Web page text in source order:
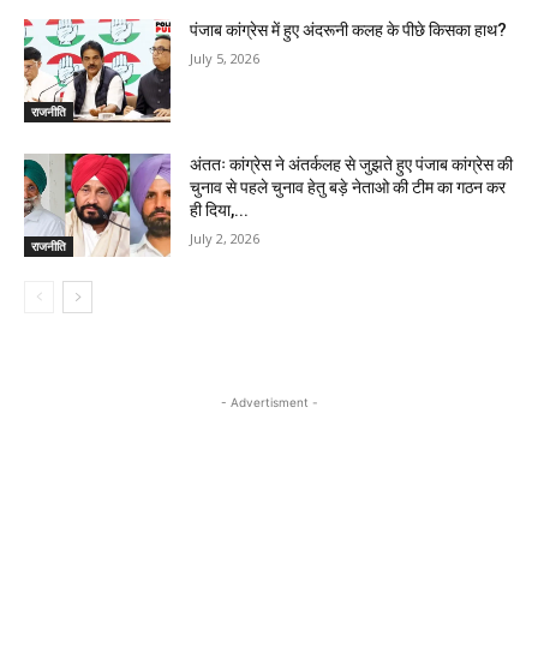
राजनीति
पंजाब कांग्रेस में हुए अंदरूनी कलह के पीछे किसका हाथ?
July 5, 2026
राजनीति
अंततः कांग्रेस ने अंतर्कलह से जुझते हुए पंजाब कांग्रेस की
चुनाव से पहले चुनाव हेतु बड़े नेताओ की टीम का गठन कर
ही दिया,...
July 2, 2026
- Advertisment -